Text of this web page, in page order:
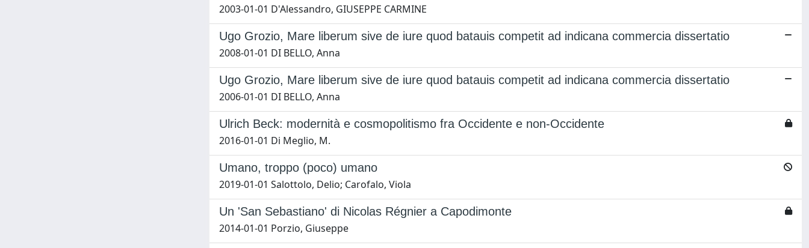
2003-01-01 D'Alessandro, GIUSEPPE CARMINE
Ugo Grozio, Mare liberum sive de iure quod batauis competit ad indicana commercia dissertatio
2008-01-01 DI BELLO, Anna
Ugo Grozio, Mare liberum sive de iure quod batauis competit ad indicana commercia dissertatio
2006-01-01 DI BELLO, Anna
Ulrich Beck: modernità e cosmopolitismo fra Occidente e non-Occidente
2016-01-01 Di Meglio, M.
Umano, troppo (poco) umano
2019-01-01 Salottolo, Delio; Carofalo, Viola
Un 'San Sebastiano' di Nicolas Régnier a Capodimonte
2014-01-01 Porzio, Giuseppe